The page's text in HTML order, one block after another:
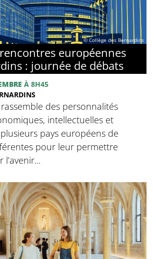
© Collège des Bernardins
européennes
: journée de débats
À 8H45
des personnalités
intellectuelles et
pays européens de
pour leur permettre
l’avenir...